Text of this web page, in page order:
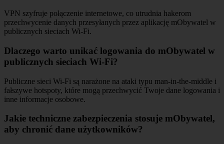
VPN szyfruje połączenie internetowe, co utrudnia hakerom
przechwycenie danych przesyłanych przez aplikację mObywatel w
publicznych sieciach Wi-Fi.
Dlaczego warto unikać logowania do mObywatel w
publicznych sieciach Wi-Fi?
Publiczne sieci Wi-Fi są narażone na ataki typu man-in-the-middle i
fałszywe hotspoty, które mogą przechwycić Twoje dane logowania i
inne informacje osobowe.
Jakie techniczne zabezpieczenia stosuje mObywatel,
aby chronić dane użytkowników?